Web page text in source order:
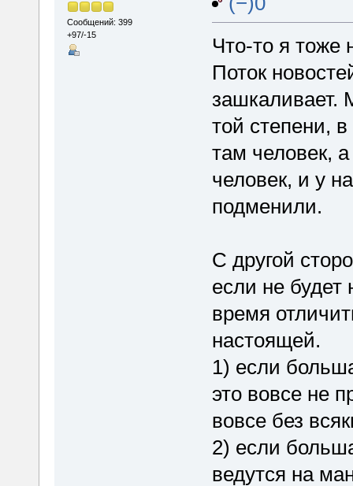
Сообщений: 399
+97/-15
Что-то я
Поток
зашкаливает.
той степени,
там человек,
человек, и у
подменили.
С другой
если не будет
время
настоящей.
1) если
это вовсе не
вовсе без
2) если
ведутся на